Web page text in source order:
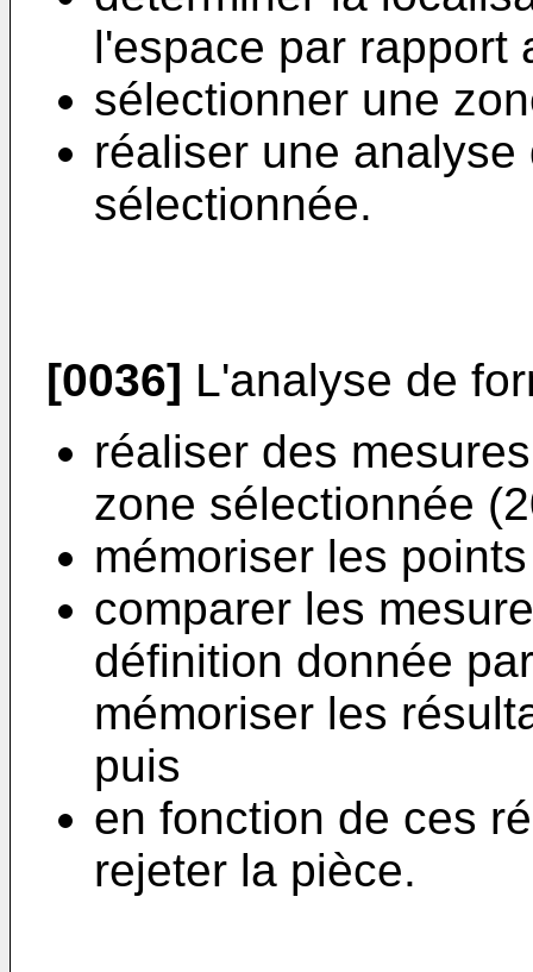
l'espace par rapport
sélectionner une
réaliser une
sélectionnée.
[0036] L'analyse de
réaliser des
zone sélectionnée
mémoriser les
comparer les
définition donnée
mémoriser les
puis
en fonction de ces
rejeter la pièce.